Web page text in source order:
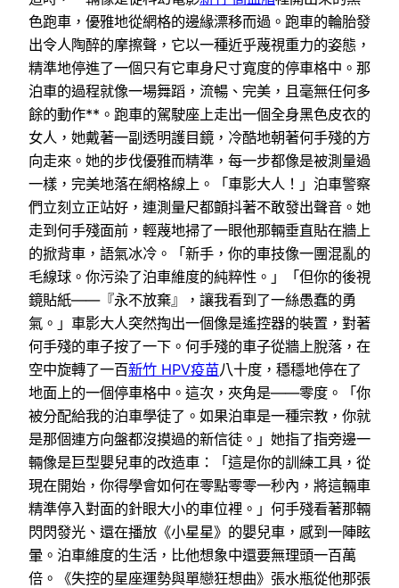
色跑車，優雅地從網格的邊緣漂移而過。跑車的輪胎發
出令人陶醉的摩擦聲，它以一種近乎蔑視重力的姿態，
精準地停進了一個只有它車身尺寸寬度的停車格中。那
泊車的過程就像一場舞蹈，流暢、完美，且毫無任何多
餘的動作**。跑車的駕駛座上走出一個全身黑色皮衣的
女人，她戴著一副透明護目鏡，冷酷地朝著何手殘的方
向走來。她的步伐優雅而精準，每一步都像是被測量過
一樣，完美地落在網格線上。「車影大人！」泊車警察
們立刻立正站好，連測量尺都顫抖著不敢發出聲音。她
走到何手殘面前，輕蔑地掃了一眼他那輛垂直貼在牆上
的掀背車，語氣冰冷。「新手，你的車技像一團混亂的
毛線球。你污染了泊車維度的純粹性。」「但你的後視
鏡貼紙——『永不放棄』，讓我看到了一絲愚蠢的勇
氣。」車影大人突然掏出一個像是遙控器的裝置，對著
何手殘的車子按了一下。何手殘的車子從牆上脫落，在
空中旋轉了一百新竹 HPV疫苗八十度，穩穩地停在了
地面上的一個停車格中。這次，夾角是——零度。「你
被分配給我的泊車學徒了。如果泊車是一種宗教，你就
是那個連方向盤都沒摸過的新信徒。」她指了指旁邊一
輛像是巨型嬰兒車的改造車：「這是你的訓練工具，從
現在開始，你得學會如何在零點零零一秒內，將這輛車
精準停入對面的針眼大小的車位裡。」何手殘看著那輛
閃閃發光、還在播放《小星星》的嬰兒車，感到一陣眩
暈。泊車維度的生活，比他想象中還要無理頭一百萬
倍。《失控的星座運勢與單戀狂想曲》張水瓶從他那張